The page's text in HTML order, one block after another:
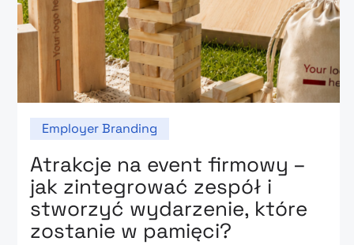
Employer Branding
Atrakcje na event firmowy –
jak zintegrować zespół i
stworzyć wydarzenie, które
zostanie w pamięci?